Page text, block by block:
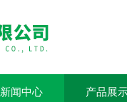
新闻中心 产品展